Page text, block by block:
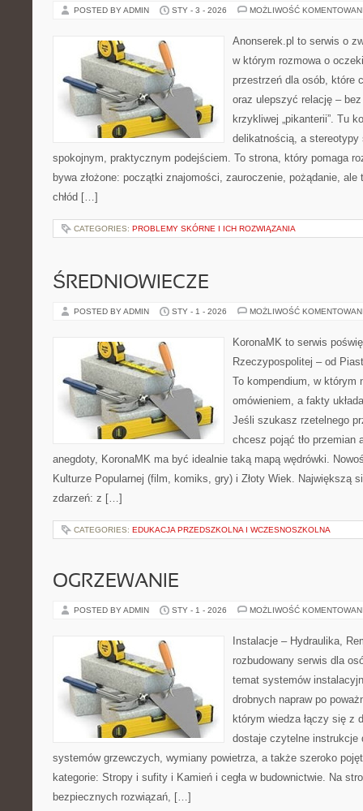
POSTED BY ADMIN STY - 3 - 2026 MOŻLIWOŚĆ
Anonserek.pl to serwis o
w którym rozmowa o
przestrzeń dla osób, które
oraz ulepszyć relację –
krzykliwej „pikanterii”. Tu
delikatnością, a stereotypy
spokojnym, praktycznym podejściem. To strona, który pomaga
bywa złożone: początki znajomości, zauroczenie, pożądanie,
chłód […]
CATEGORIES: PROBLEMY SKÓRNE I ICH ROZWIĄZANIA
ŚREDNIOWIECZE
POSTED BY ADMIN STY - 1 - 2026 MOŻLIWOŚĆ
KoronaMK to serwis
Rzeczypospolitej – od
To kompendium, w którym
omówieniem, a fakty
Jeśli szukasz rzetelnego
chcesz pojąć tło przemian
anegdoty, KoronaMK ma być idealnie taką mapą wędrówki.
Kulturze Popularnej (film, komiks, gry) i Złoty Wiek. Największą
zdarzeń: z […]
CATEGORIES: EDUKACJA PRZEDSZKOLNA I WCZESNOSZKOLNA
OGRZEWANIE
POSTED BY ADMIN STY - 1 - 2026 MOŻLIWOŚĆ
Instalacje – Hydraulika,
rozbudowany serwis dla
temat systemów
drobnych napraw po
którym wiedza łączy się z
dostaje czytelne instrukcje
systemów grzewczych, wymiany powietrza, a także szeroko
kategorie: Stropy i sufity i Kamień i cegła w budownictwie. Na
bezpiecznych rozwiązań, […]